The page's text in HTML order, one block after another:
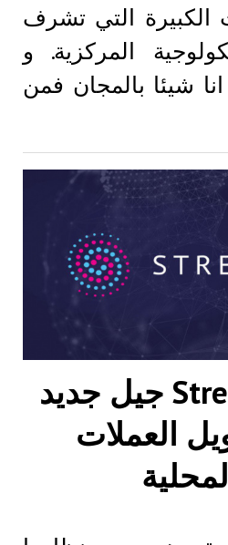
الكبيرة التي تشرف
المركزية. و
شيئا بالمجان فمن
منصة Streamity جيل جديد
العملات